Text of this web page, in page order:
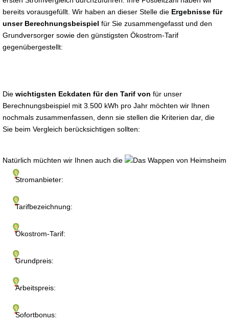
bereits vorausgefüllt. Wir haben an dieser Stelle die Ergebnisse für
unser Berechnungsbeispiel für Sie zusammengefasst und den
Grundversorger sowie den günstigsten Ökostrom-Tarif
gegenübergestellt:
Die wichtigsten Eckdaten für den Tarif von für unser
Berechnungsbeispiel mit 3.500 kWh pro Jahr möchten wir Ihnen
nochmals zusammenfassen, denn sie stellen die Kriterien dar, die
Sie beim Vergleich berücksichtigen sollten:
Stromanbieter:
Tarifbezeichnung:
Ökostrom-Tarif:
Grundpreis:
Arbeitspreis:
Sofortbonus:
Natürlich müchten wir Ihnen auch die